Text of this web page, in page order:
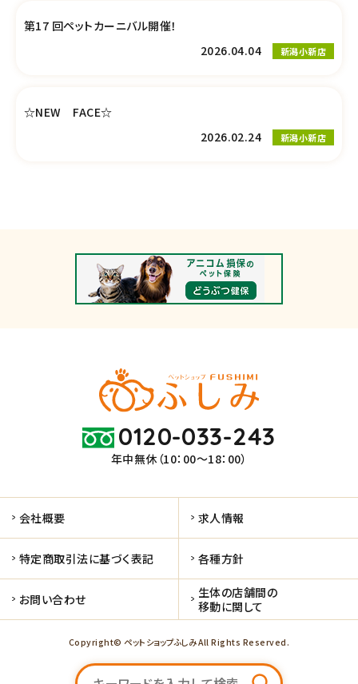
第17 回ペットカーニバル開催！
2026.04.04
新潟小新店
☆NEW FACE☆
2026.02.24
新潟小新店
0120-033-243
年中無休（10：00～18：00）
会社概要 求人情報
特定商取引法に基づく表記 各種方針
お問い合わせ
生体の店舗間の
移動に関して
Copyright© ペットショップふしみ All Rights Reserved.